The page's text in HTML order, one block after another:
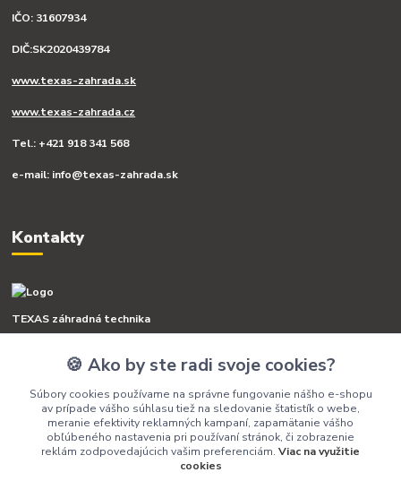
IČO: 31607934
DIČ:SK2020439784
www.texas-zahrada.sk
www.texas-zahrada.cz
Tel.: +421 918 341 568
e-mail: info@texas-zahrada.sk
Kontakty
TEXAS záhradná technika
+421 918 341 568
info@texas-zahrada.sk
🍪 Ako by ste radi svoje cookies?
Súbory cookies používame na správne fungovanie nášho e-shopu
av prípade vášho súhlasu tiež na sledovanie štatistík o webe,
meranie efektivity reklamných kampaní, zapamätanie vášho
obľúbeného nastavenia pri používaní stránok, či zobrazenie
reklám zodpovedajúcich vašim preferenciám. Viac na využitie
cookies